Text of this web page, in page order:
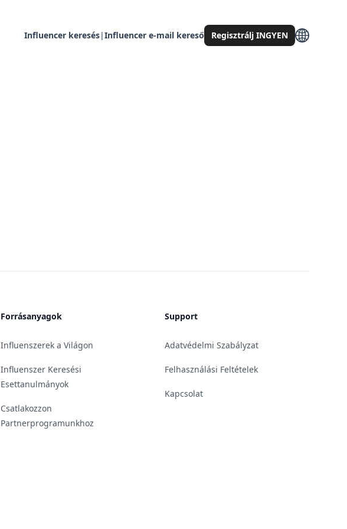
Influencer keresés|Influencer e-mail kereső Regisztrálj INGYEN
Forrásanyagok
Influenszerek a Világon
Influenszer Keresési
Esettanulmányok
Csatlakozzon
Partnerprogramunkhoz
Support
Adatvédelmi Szabályzat
Felhasználási Feltételek
Kapcsolat